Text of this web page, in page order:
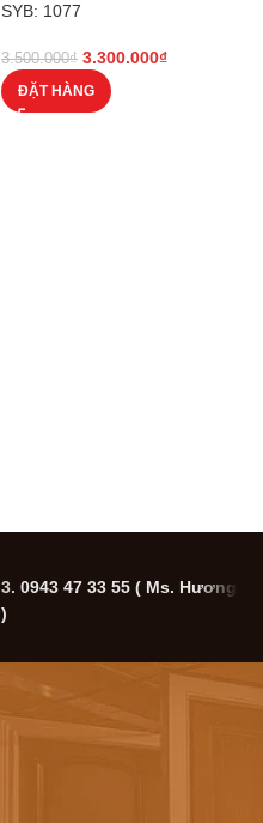
SYB: 1077
3.500.000₫ 3.300.000₫
ĐẶT HÀNG
3. 0943 47 33 55 ( Ms. Hương
)